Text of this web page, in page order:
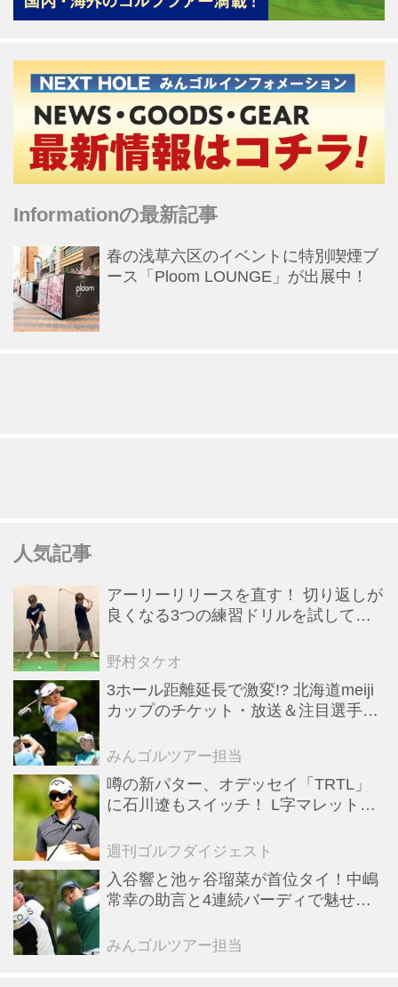
Informationの最新記事
春の浅草六区のイベントに特別喫煙ブ
ース「Ploom LOUNGE」が出展中！
人気記事
アーリーリリースを直す！ 切り返しが
良くなる3つの練習ドリルを試してみ
野村タケオ
3ホール距離延長で激変!? 北海道meiji
カップのチケット・放送＆注目選手ま
ド】
みんゴルツアー担当
噂の新パター、オデッセイ「TRTL」
に石川遼もスイッチ！ L字マレットか
週刊ゴルフダイジェスト
入谷響と池ヶ谷瑠菜が首位タイ！中嶋
常幸の助言と4連続バーディで魅せた
みんゴルツアー担当